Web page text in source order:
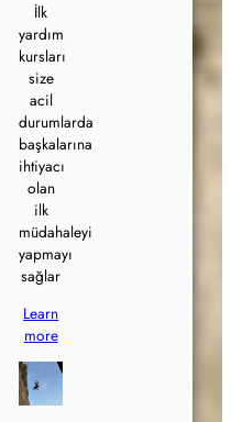
İlk
yardım
kursları
size
acil
durumlarda
başkalarına
ihtiyacı
olan
ilk
müdahaleyi
yapmayı
sağlar
Learn
more